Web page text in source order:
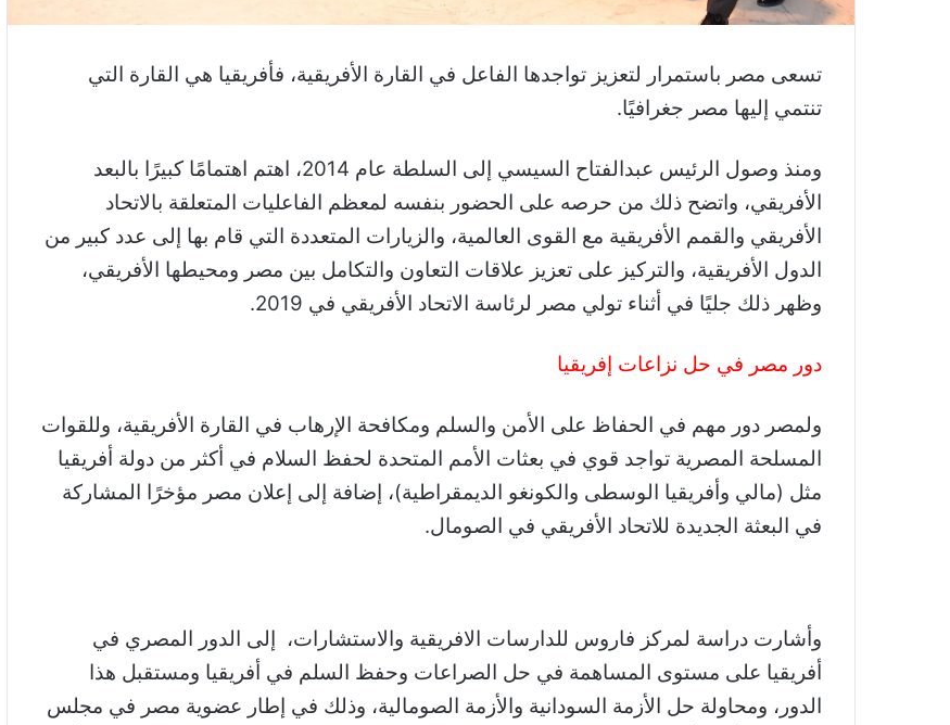
تسعى مصر باستمرار لتعزيز تواجدها الفاعل في القارة الأفريقية، فأفريقيا هي القارة التي
تنتمي إليها مصر جغرافيًا.
ومنذ وصول الرئيس عبدالفتاح السيسي إلى السلطة عام 2014، اهتم اهتمامًا كبيرًا بالبعد
الأفريقي، واتضح ذلك من حرصه على الحضور بنفسه لمعظم الفاعليات المتعلقة بالاتحاد
الأفريقي والقمم الأفريقية مع القوى العالمية، والزيارات المتعددة التي قام بها إلى عدد كبير من
الدول الأفريقية، والتركيز على تعزيز علاقات التعاون والتكامل بين مصر ومحيطها الأفريقي،
وظهر ذلك جليًا في أثناء تولي مصر لرئاسة الاتحاد الأفريقي في 2019.
دور مصر في حل نزاعات إفريقيا
ولمصر دور مهم في الحفاظ على الأمن والسلم ومكافحة الإرهاب في القارة الأفريقية، وللقوات
المسلحة المصرية تواجد قوي في بعثات الأمم المتحدة لحفظ السلام في أكثر من دولة أفريقيا
مثل (مالي وأفريقيا الوسطى والكونغو الديمقراطية)، إضافة إلى إعلان مصر مؤخرًا المشاركة
في البعثة الجديدة للاتحاد الأفريقي في الصومال.
وأشارت دراسة لمركز فاروس للدارسات الافريقية والاستشارات، إلى الدور المصري في
أفريقيا على مستوى المساهمة في حل الصراعات وحفظ السلم في أفريقيا ومستقبل هذا
الدور، ومحاولة حل الأزمة السودانية والأزمة الصومالية، وذلك في إطار عضوية مصر في مجلس